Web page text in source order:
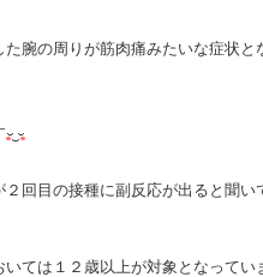
た腕の周りが筋肉痛みたいな症状
２回目の接種に副反応が出ると聞
いては１２歳以上が対象となって